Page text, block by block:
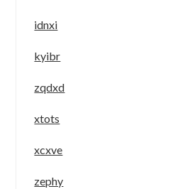
idnxi
kyibr
zqdxd
xtots
xcxve
zephy